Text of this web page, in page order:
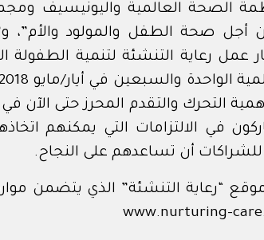
الصحة العالمية واليونيسيف
أجل صحة الطفل والمولود والأم”،
عمل رعاية التنشئة لتنمية الطفولة
التحرك والتقدم المحرز حتى الآن في
في الالتزامات التي يمكنهم
أن تساعدهم على النجاح.
“رعاية التنشئة” الذي يتضمن